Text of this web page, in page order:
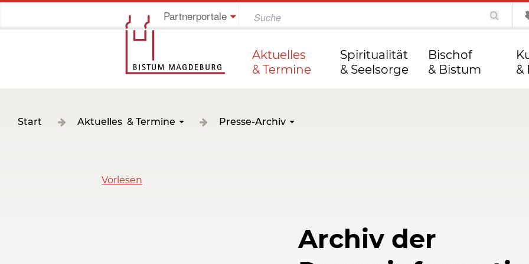
Jung im Bistum katholisch.de Tag des Herrn
Partnerportale
Aktuelles
& Termine
Spiritualität
& Seelsorge
Bischof
& Bistum
&
Start Aktuelles & Termine Presse-Archiv
Vorlesen
Archiv der